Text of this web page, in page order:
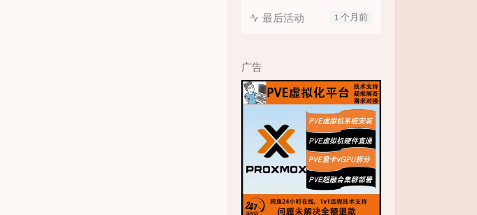
1 个月前
最后活动
广告